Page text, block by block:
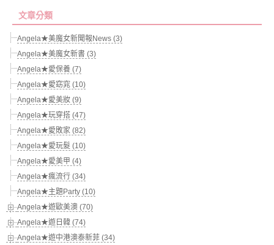
文章分類
Angela★美魔女新聞報News (3)
Angela★美魔女新書 (3)
Angela★愛保養 (7)
Angela★愛窈窕 (10)
Angela★愛美妝 (9)
Angela★玩穿搭 (47)
Angela★愛敗家 (82)
Angela★愛玩髮 (10)
Angela★愛美甲 (4)
Angela★瘋流行 (34)
Angela★主題Party (10)
Angela★遊歐美澳 (70)
Angela★遊日韓 (74)
Angela★遊中港澳泰新菲 (34)